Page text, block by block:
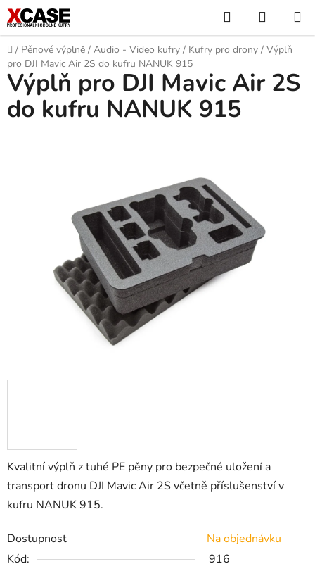
Přejít
na
obsah
Hledat
KOŠÍK
Domů
/ Pěnové výplně / Audio - Video kufry / Kufry pro drony / Výplň
pro DJI Mavic Air 2S do kufru NANUK 915
Kvalitní výplň z tuhé PE pěny pro bezpečné uložení a
transport dronu DJI Mavic Air 2S včetně příslušenství v
kufru NANUK 915.
Dostupnost
Na objednávku
Kód:
916
Výplň pro DJI Mavic Air 2S
do kufru NANUK 915